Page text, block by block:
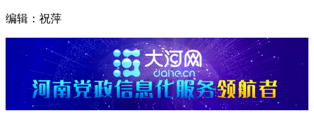
编辑：祝萍